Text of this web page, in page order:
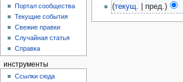
текущ.
пред.
Портал сообщества
Текущие события
Свежие правки
Случайная статья
Справка
инструменты
Ссылки сюда